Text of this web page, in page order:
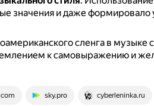
значения и даже формировало
сленга в музыке
к самовыражению и
sky.pro cyberleninka.ru